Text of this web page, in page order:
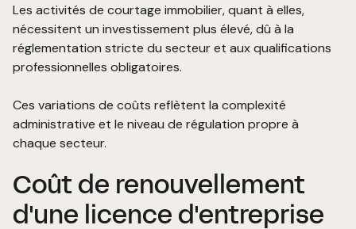
Les activités de courtage immobilier, quant à elles,
nécessitent un investissement plus élevé, dû à la
réglementation stricte du secteur et aux qualifications
professionnelles obligatoires.
Ces variations de coûts reflètent la complexité
administrative et le niveau de régulation propre à
chaque secteur.
Coût de renouvellement
d'une licence d'entreprise